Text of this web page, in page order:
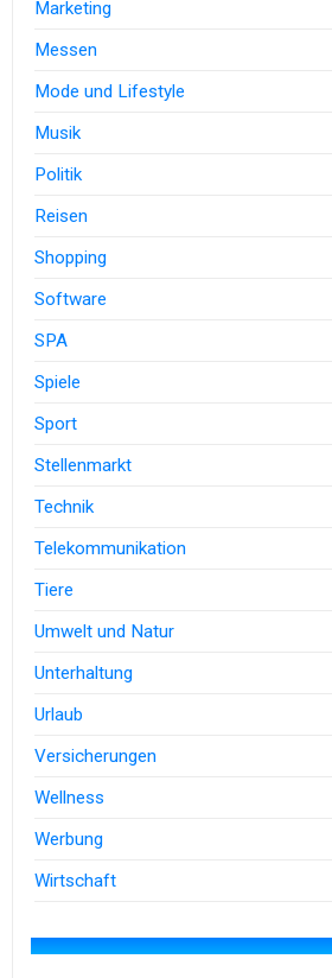
Marketing
Messen
Mode und Lifestyle
Musik
Politik
Reisen
Shopping
Software
SPA
Spiele
Sport
Stellenmarkt
Technik
Telekommunikation
Tiere
Umwelt und Natur
Unterhaltung
Urlaub
Versicherungen
Wellness
Werbung
Wirtschaft